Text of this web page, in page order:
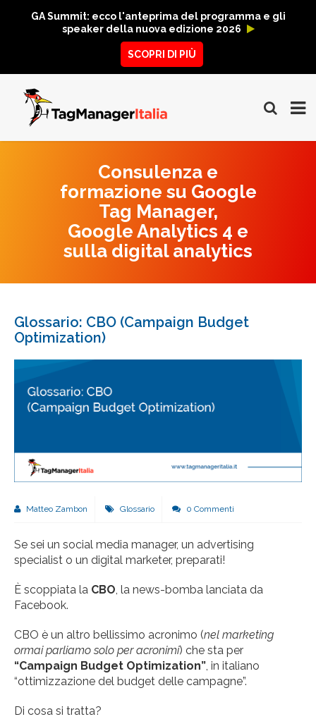
GA Summit: ecco l'anteprima del programma e gli
speaker della nuova edizione 2026
SCOPRI DI PIÙ
Consulenza e
formazione su Google
Tag Manager,
Google Analytics 4 e
sulla digital analytics
Glossario: CBO (Campaign Budget
Optimization)
Matteo Zambon Glossario 0 Commenti
Se sei un social media manager, un advertising
specialist o un digital marketer, preparati!
È scoppiata la CBO, la news-bomba lanciata da
Facebook.
CBO è un altro bellissimo acronimo (nel marketing
ormai parliamo solo per acronimi) che sta per
“Campaign Budget Optimization”, in italiano
“ottimizzazione del budget delle campagne”.
Di cosa si tratta?